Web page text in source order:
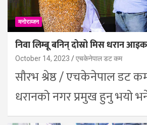
मनोरञ्जन
निवा लिम्बू बनिन् दोस्रो मिस धरान
October 14, 2023 एचकेनेपाल डट कम
सौरभ श्रेष्ठ / एचकेनेपाल डट
धरानको नगर प्रमुख हुनु भयो